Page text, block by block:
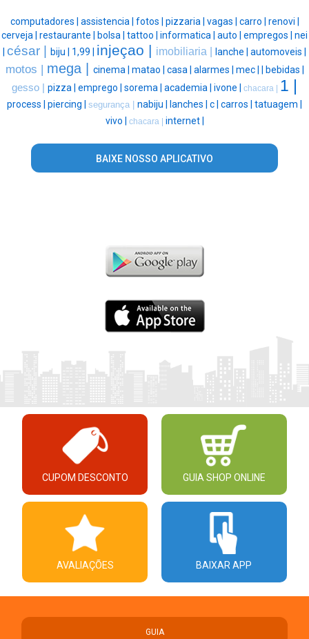
computadores | assistencia | fotos | pizzaria | vagas | carro | renovi |
cerveja | restaurante | bolsa | tattoo | informatica | auto | empregos | nei
| césar | biju | 1,99 | injeçao | imobiliaria | lanche | automoveis |
motos | mega | cinema | matao | casa | alarmes | mec | | bebidas |
gesso | pizza | emprego | sorema | academia | ivone | chacara | 1 |
process | piercing | segurança | nabiju | lanches | c | carros | tatuagem |
vivo | chacara | internet |
BAIXE NOSSO APLICATIVO
CUPOM DESCONTO GUIA SHOP ONLINE
AVALIAÇÕES BAIXAR APP
GUIA